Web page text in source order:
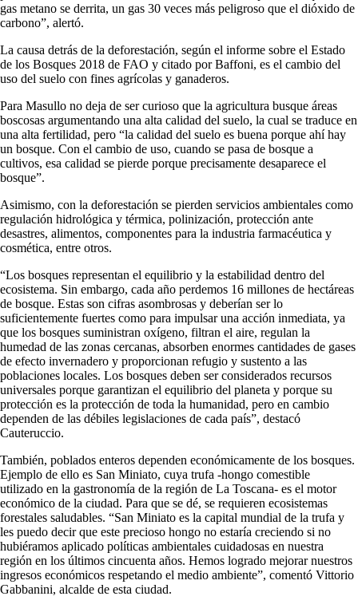
gas metano se derrita, un gas 30 veces más peligroso que el dióxido de
carbono”, alertó.
La causa detrás de la deforestación, según el informe sobre el Estado
de los Bosques 2018 de FAO y citado por Baffoni, es el cambio del
uso del suelo con fines agrícolas y ganaderos.
Para Masullo no deja de ser curioso que la agricultura busque áreas
boscosas argumentando una alta calidad del suelo, la cual se traduce en
una alta fertilidad, pero “la calidad del suelo es buena porque ahí hay
un bosque. Con el cambio de uso, cuando se pasa de bosque a
cultivos, esa calidad se pierde porque precisamente desaparece el
bosque”.
Asimismo, con la deforestación se pierden servicios ambientales como
regulación hidrológica y térmica, polinización, protección ante
desastres, alimentos, componentes para la industria farmacéutica y
cosmética, entre otros.
“Los bosques representan el equilibrio y la estabilidad dentro del
ecosistema. Sin embargo, cada año perdemos 16 millones de hectáreas
de bosque. Estas son cifras asombrosas y deberían ser lo
suficientemente fuertes como para impulsar una acción inmediata, ya
que los bosques suministran oxígeno, filtran el aire, regulan la
humedad de las zonas cercanas, absorben enormes cantidades de gases
de efecto invernadero y proporcionan refugio y sustento a las
poblaciones locales. Los bosques deben ser considerados recursos
universales porque garantizan el equilibrio del planeta y porque su
protección es la protección de toda la humanidad, pero en cambio
dependen de las débiles legislaciones de cada país”, destacó
Cauteruccio.
También, poblados enteros dependen económicamente de los bosques.
Ejemplo de ello es San Miniato, cuya trufa -hongo comestible
utilizado en la gastronomía de la región de La Toscana- es el motor
económico de la ciudad. Para que se dé, se requieren ecosistemas
forestales saludables. “San Miniato es la capital mundial de la trufa y
les puedo decir que este precioso hongo no estaría creciendo si no
hubiéramos aplicado políticas ambientales cuidadosas en nuestra
región en los últimos cincuenta años. Hemos logrado mejorar nuestros
ingresos económicos respetando el medio ambiente”, comentó Vittorio
Gabbanini, alcalde de esta ciudad.